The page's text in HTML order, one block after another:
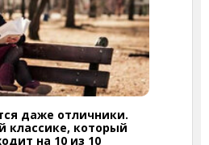
даже отличники.
классике, который
на 10 из 10